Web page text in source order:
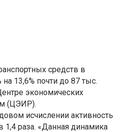
средств в
13,6% почти до 87 тыс.
экономических
(ЦЭИР).
исчислении активность
1,4 раза. «Данная динамика